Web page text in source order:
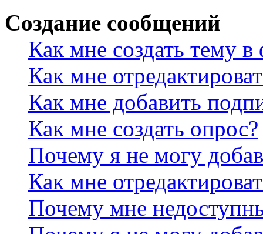
Создание сообщений
Как мне создать тему
Как мне
Как мне добавить
Как мне создать опрос?
Почему я не могу
Как мне
Почему мне